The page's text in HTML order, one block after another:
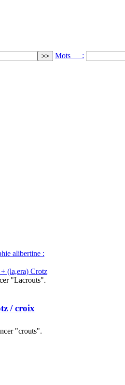
Mots :
alibertine :
(la,era) Crotz
"Lacrouts".
/ croix
"crouts".